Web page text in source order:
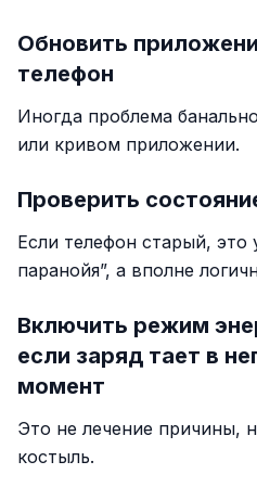
Обновить
телефон
Иногда проблема
или кривом приложении.
Проверить
Если телефон старый, это
паранойя”, а вполне
Включить режим
если заряд тает в
момент
Это не лечение причины,
костыль.